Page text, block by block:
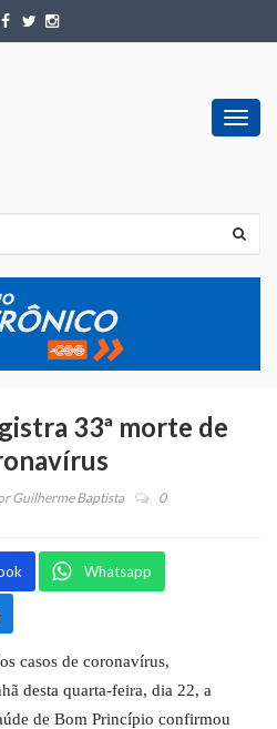
33ª morte de
Guilherme Baptista 0
Whatsapp
casos de coronavírus,
desta quarta-feira, dia 22, a
de Bom Princípio confirmou